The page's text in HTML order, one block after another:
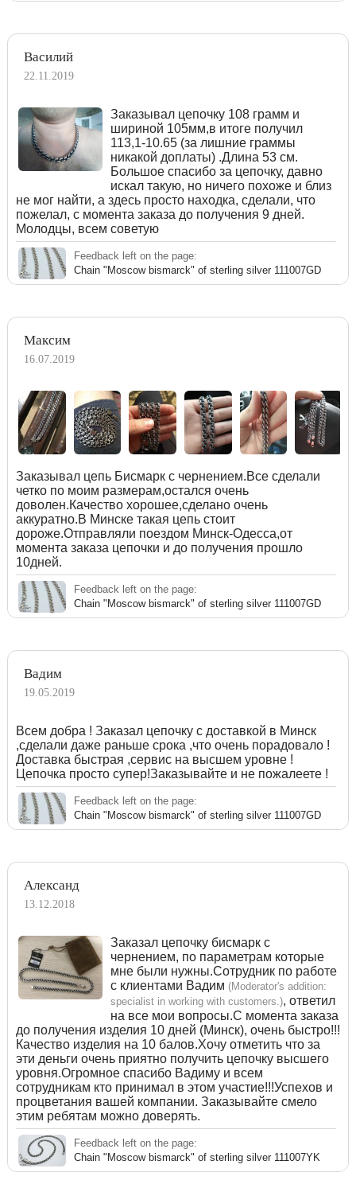
Василий
22.11.2019
Заказывал цепочку 108 грамм и
шириной 105мм,в итоге получил
113,1-10.65 (за лишние граммы
никакой доплаты) .Длина 53 см.
Большое спасибо за цепочку, давно
искал такую, но ничего похоже и близ
не мог найти, а здесь просто находка, сделали, что
пожелал, с момента заказа до получения 9 дней.
Молодцы, всем советую
Feedback left on the page:
Chain "Moscow bismarck" of sterling silver 111007GD
Максим
16.07.2019
Заказывал цепь Бисмарк с чернением.Все сделали
четко по моим размерам,остался очень
доволен.Качество хорошее,сделано очень
аккуратно.В Минске такая цепь стоит
дороже.Отправляли поездом Минск-Одесса,от
момента заказа цепочки и до получения прошло
10дней.
Feedback left on the page:
Chain "Moscow bismarck" of sterling silver 111007GD
Вадим
19.05.2019
Всем добра ! Заказал цепочку с доставкой в Минск
,сделали даже раньше срока ,что очень порадовало !
Доставка быстрая ,сервис на высшем уровне !
Цепочка просто супер!Заказывайте и не пожалеете !
Feedback left on the page:
Chain "Moscow bismarck" of sterling silver 111007GD
Александ
13.12.2018
Заказал цепочку бисмарк с
чернением, по параметрам которые
мне были нужны.Сотрудник по работе
с клиентами Вадим (Moderator's addition:
specialist in working with customers.), ответил
на все мои вопросы.С момента заказа
до получения изделия 10 дней (Минск), очень быстро!!!
Качество изделия на 10 балов.Хочу отметить что за
эти деньги очень приятно получить цепочку высшего
уровня.Огромное спасибо Вадиму и всем
сотрудникам кто принимал в этом участие!!!Успехов и
процветания вашей компании. Заказывайте смело
этим ребятам можно доверять.
Feedback left on the page:
Chain "Moscow bismarck" of sterling silver 111007YK